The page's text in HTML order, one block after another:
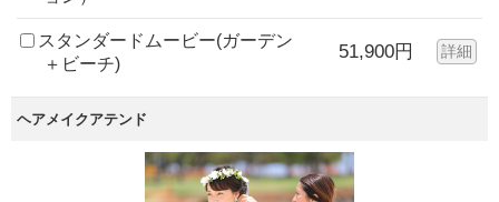
スタンダードムービー(ガーデン
＋ビーチ)
51,900円 詳細
ヘアメイクアテンド